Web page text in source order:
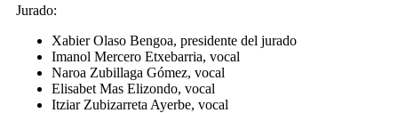
Jurado:
Xabier Olaso Bengoa, presidente del jurado
Imanol Mercero Etxebarria, vocal
Naroa Zubillaga Gómez, vocal
Elisabet Mas Elizondo, vocal
Itziar Zubizarreta Ayerbe, vocal